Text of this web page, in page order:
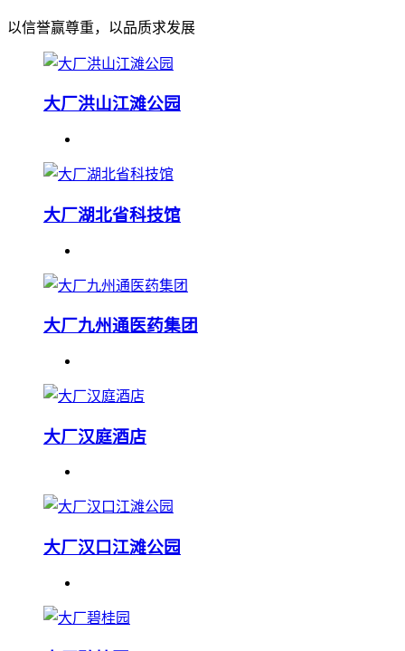
以信誉赢尊重，以品质求发展
大厂洪山江滩公园
大厂湖北省科技馆
大厂九州通医药集团
大厂汉庭酒店
大厂汉口江滩公园